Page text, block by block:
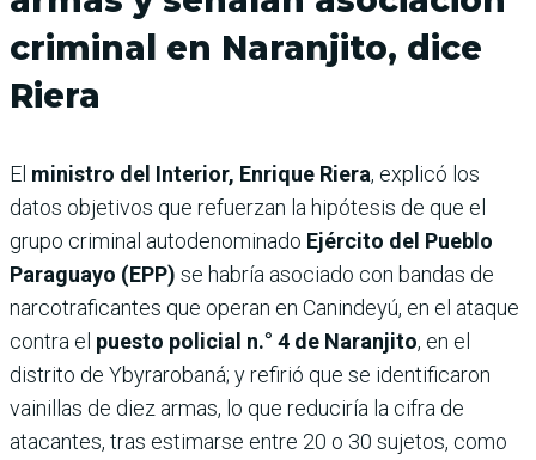
criminal en Naranjito, dice
Riera
El ministro del Interior, Enrique Riera, explicó los
datos objetivos que refuerzan la hipótesis de que el
grupo criminal autodenominado Ejército del Pueblo
Paraguayo (EPP) se habría asociado con bandas de
narcotraficantes que operan en Canindeyú, en el ataque
contra el puesto policial n.° 4 de Naranjito, en el
distrito de Ybyrarobaná; y refirió que se identificaron
vainillas de diez armas, lo que reduciría la cifra de
atacantes, tras estimarse entre 20 o 30 sujetos, como